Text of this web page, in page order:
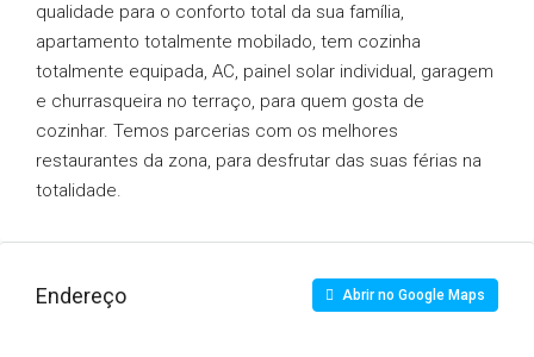
qualidade para o conforto total da sua família,
apartamento totalmente mobilado, tem cozinha
totalmente equipada, AC, painel solar individual, garagem
e churrasqueira no terraço, para quem gosta de
cozinhar. Temos parcerias com os melhores
restaurantes da zona, para desfrutar das suas férias na
totalidade.
Endereço Abrir no Google Maps